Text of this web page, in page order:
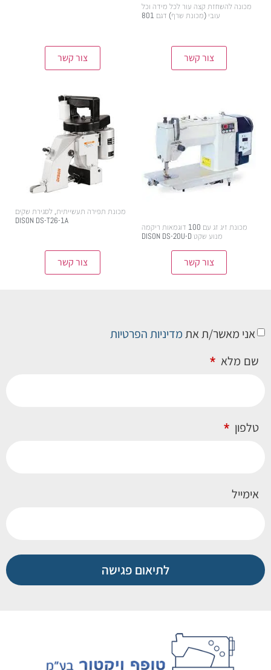
מכונה להשחזת קצה עור לכל מידה וכל
עובי (מכונת שרף) דגם 801
צור קשר צור קשר
מכונת זיג זג עם 100 דוגמאות ריקמה
מנוע שקט DISON DS-20U-D
צור קשר
מכונת תפירה תעשייתית, לסגירת שקים
DISON DS-T26-1A
צור קשר
אני מאשר/ת אתמדיניות הפרטיות
שם מלא
טלפון
אימייל
לתיאום פגישה